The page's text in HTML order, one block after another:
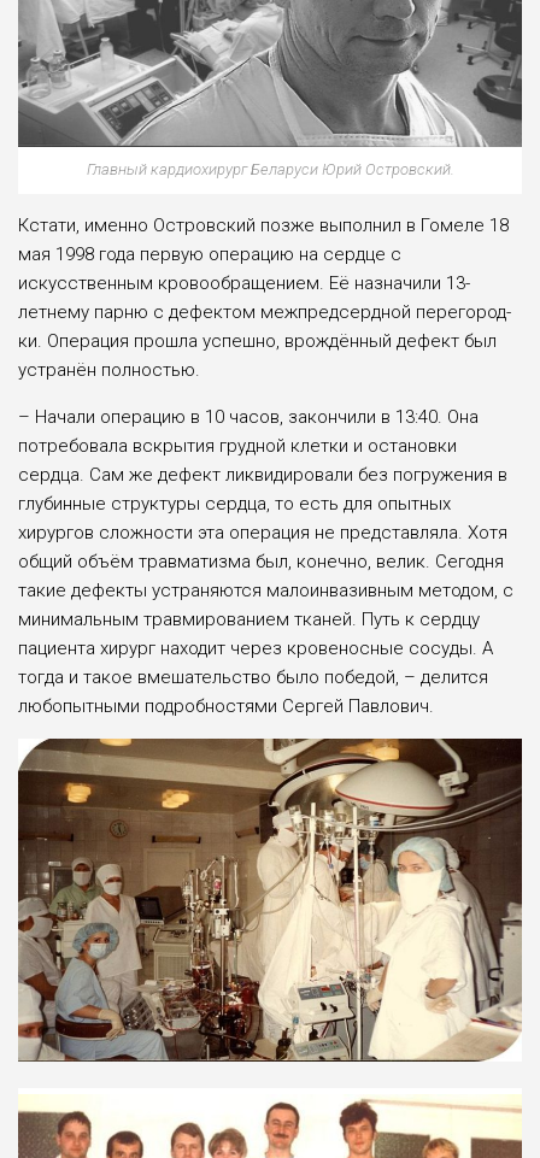
Главный кардиохирург Беларуси Юрий Островский.
Кстати, именно Островский поз­же выполнил в Гомеле 18
мая 1998 года первую операцию на сердце с
искусственным кро­вообращением. Её назначи­ли 13-
летнему парню с дефек­том межпредсердной перегород­
ки. Операция прошла успешно, врождённый дефект был
устра­нён полностью.
– Начали операцию в 10 часов, за­кончили в 13:40. Она
потребовала вскрытия грудной клетки и остановки
сердца. Сам же дефект ликвидировали без погружения в
глубинные структуры сердца, то есть для опытных
хирургов сложности эта операция не представля­ла. Хотя
общий объём травматизма был, конечно, велик. Сегодня
такие дефек­ты устраняются малоинвазивным ме­тодом, с
минимальным травмировани­ем тканей. Путь к сердцу
пациента хи­рург находит через кровеносные сосу­ды. А
тогда и такое вмешательство бы­ло победой, – делится
любопытными подробностями Сергей Павлович.